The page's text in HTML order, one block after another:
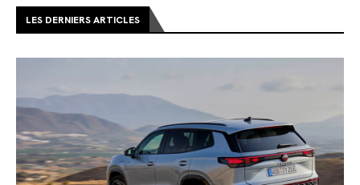
LES DERNIERS ARTICLES